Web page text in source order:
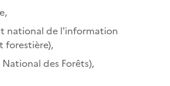
national de l'information
forestière),
des Forêts),